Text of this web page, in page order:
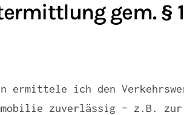
gem. §
ermittele ich den
zuverlässig – z.B. zur